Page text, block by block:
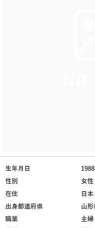
生年月日
性別
女性
在住
日
出身都道府県
山形
職業
主婦